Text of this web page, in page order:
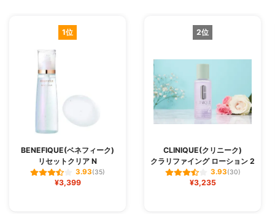
1位
BENEFIQUE(ベネフィーク)
リセットクリア N
3.93(35)
¥3,399
2位
CLINIQUE(クリニーク)
クラリファイング ローション 2
3.93(30)
¥3,235